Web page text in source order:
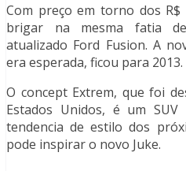
Com preço em torno dos
brigar na mesma fatia
atualizado Ford Fusion. A
era esperada, ficou para 2013.
O concept Extrem, que foi
Estados Unidos, é um
tendencia de estilo dos
pode inspirar o novo Juke.